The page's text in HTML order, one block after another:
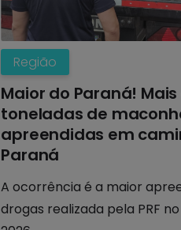
Região
Maior do Paraná! Mais
toneladas de
apreendidas em
Paraná
A ocorrência é a maior
drogas realizada pela PRF